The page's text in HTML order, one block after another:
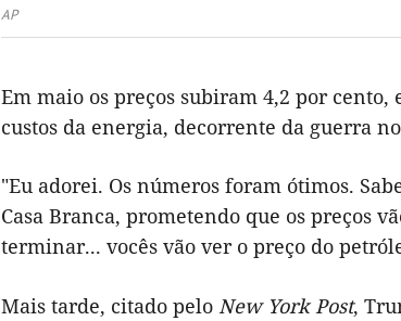
AP
Em maio os preços subiram 4,2 por
custos da energia, decorrente da guerra
"Eu adorei. Os números foram ótimos.
Casa Branca, prometendo que os preços
terminar... vocês vão ver o preço do
Mais tarde, citado pelo New York Post,